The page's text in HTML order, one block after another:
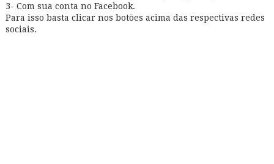
3- Com sua conta no Facebook.
Para isso basta clicar nos botões acima das respectivas redes
sociais.